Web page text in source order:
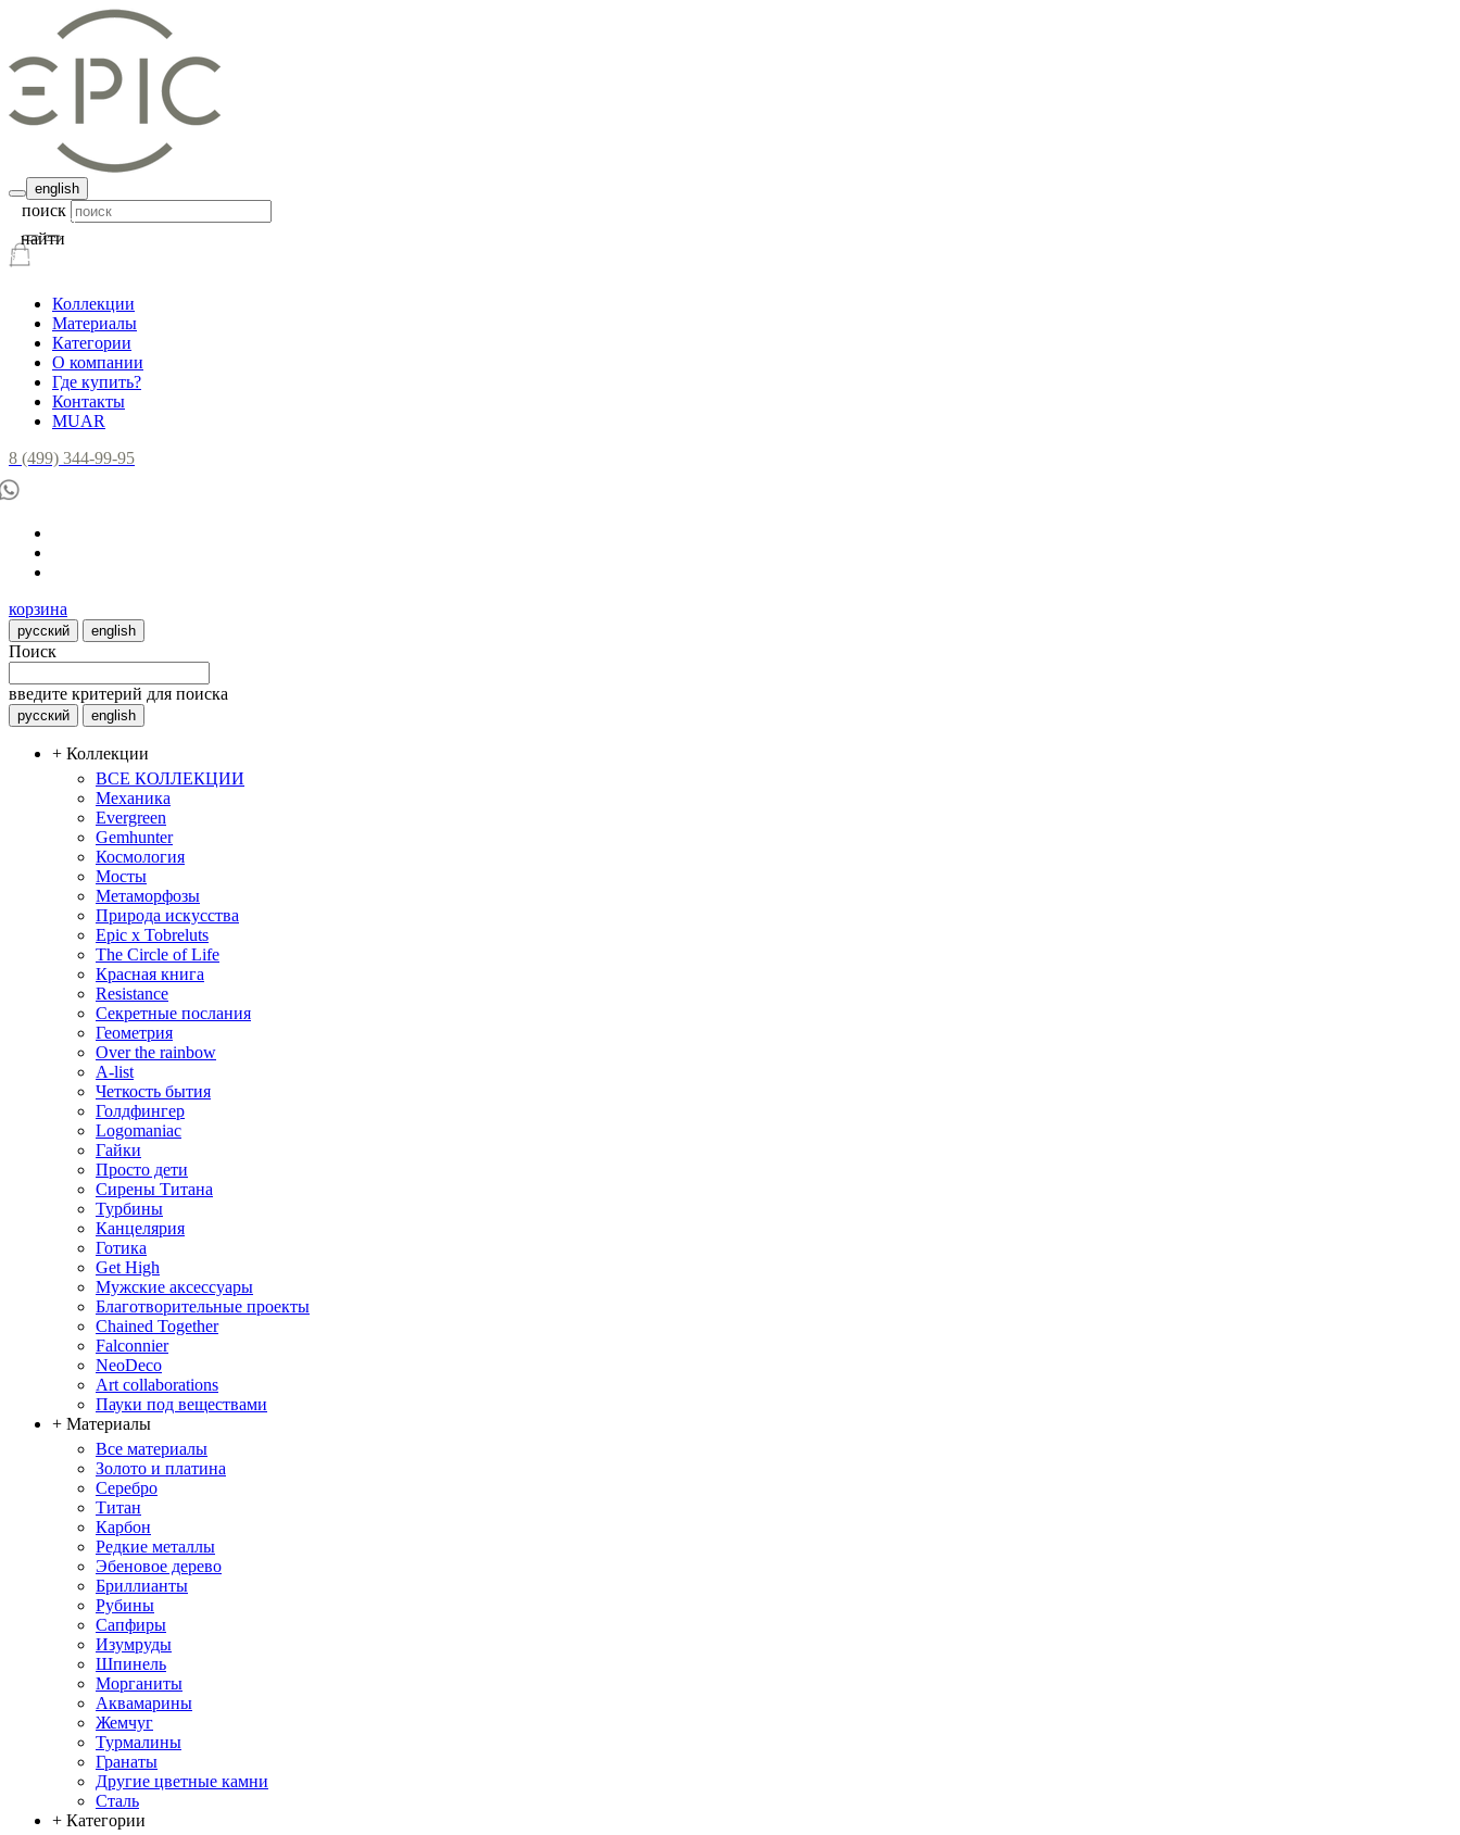
english
поиск
Коллекции
Материалы
Категории
О компании
Где купить?
Контакты
MUAR
8 (499) 344-99-95
корзина
русский english
Поиск
найти
введите критерий для поиска
русский english
+ Коллекции
ВСЕ КОЛЛЕКЦИИ
Механика
Evergreen
Gemhunter
Космология
Мосты
Метаморфозы
Природа искусства
Epic x Tobreluts
The Circle of Life
Красная книга
Resistance
Секретные послания
Геометрия
Over the rainbow
A-list
Четкость бытия
Голдфингер
Logomaniac
Гайки
Просто дети
Сирены Титана
Турбины
Канцелярия
Готика
Get High
Мужские аксессуары
Благотворительные проекты
Chained Together
Falconnier
NeoDeco
Аrt collaborations
Пауки под веществами
+ Материалы
Все материалы
Золото и платина
Серебро
Титан
Карбон
Редкие металлы
Эбеновое дерево
Бриллианты
Рубины
Сапфиры
Изумруды
Шпинель
Морганиты
Аквамарины
Жемчуг
Турмалины
Гранаты
Другие цветные камни
Сталь
+ Категории